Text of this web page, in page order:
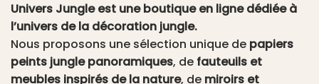
Univers Jungle est une boutique en ligne dédiée à
l’univers de la décoration jungle.
Nous proposons une sélection unique de papiers
peints jungle panoramiques, de fauteuils et
meubles inspirés de la nature, de miroirs et